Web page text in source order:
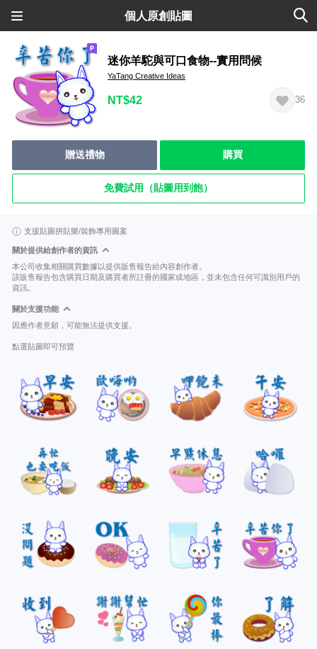
個人原創貼圖
迷你羊駝與可口食物--實用問候
YaTang Creative Ideas
NT$42 36
贈送禮物 購買
免費試用（貼圖用到飽）
支援貼圖拼貼樂/裝飾專用圖案
關於提供給創作者的資訊
本公司收集相關購買數據以提供販售報告給內容創作者。
該販售報告包含購買日期及購買者所註冊的國家或地區，並未包含任何可識別用戶的
資訊。
關於支援功能
因應作者意願，可能無法提供支援。
點選貼圖即可預覽